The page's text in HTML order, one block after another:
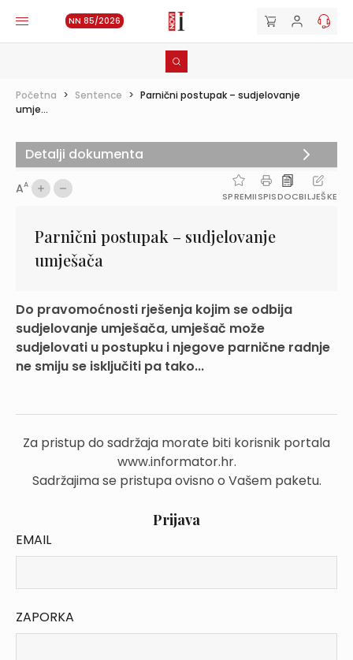
NN 85/2026
Početna > Sentence > Parnični postupak – sudjelovanje
umje...
AA
SPREMIISPISDOCBILJEŠKE
Parnični postupak – sudjelovanje
umješača
Do pravomoćnosti rješenja kojim se odbija
sudjelovanje umješača, umješač može
sudjelovati u postupku i njegove parnične radnje
ne smiju se isključiti pa tako...
Za pristup do sadržaja morate biti korisnik portala
www.informator.hr.
Sadržajima se pristupa ovisno o Vašem paketu.
Prijava
EMAIL
ZAPORKA
Detalji dokumenta